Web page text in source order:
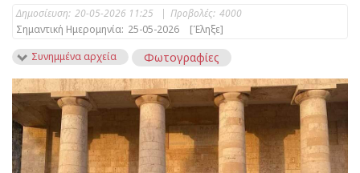
Δημοσίευση: 20-05-2026 11:25 | Προβολές: 4000
Σημαντική Ημερομηνία: 25-05-2026
[Έληξε]
Συνημμένα αρχεία
Φωτογραφίες